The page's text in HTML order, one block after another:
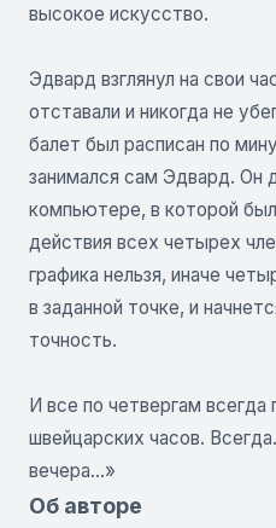
высокое искусство.
Эдвард взглянул на свои
отставали и никогда не
балет был расписан по
занимался сам Эдвард. Он
компьютере, в которой
действия всех четырех
графика нельзя, иначе
в заданной точке, и
точность.
И все по четвергам
швейцарских часов.
вечера…»
Об авторе